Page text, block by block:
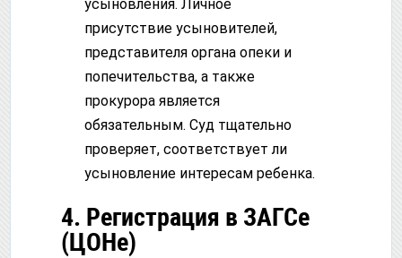
усыновления. Личное
присутствие усыновителей,
представителя органа опеки и
попечительства, а также
прокурора является
обязательным. Суд тщательно
проверяет, соответствует ли
усыновление интересам ребенка.
4. Регистрация в ЗАГСе
(ЦОНе)